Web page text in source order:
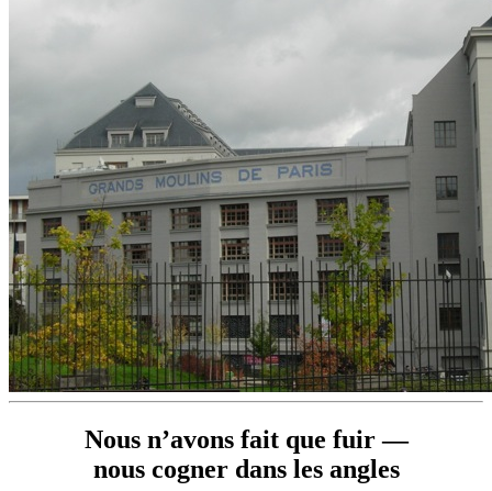
Nous n’avons fait que fuir —
nous cogner dans les angles